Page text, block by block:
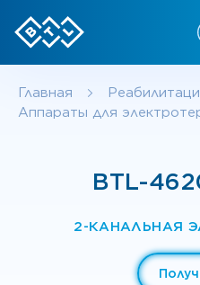
Главная
Аппараты для
BTL-
2-КАНАЛЬНАЯ